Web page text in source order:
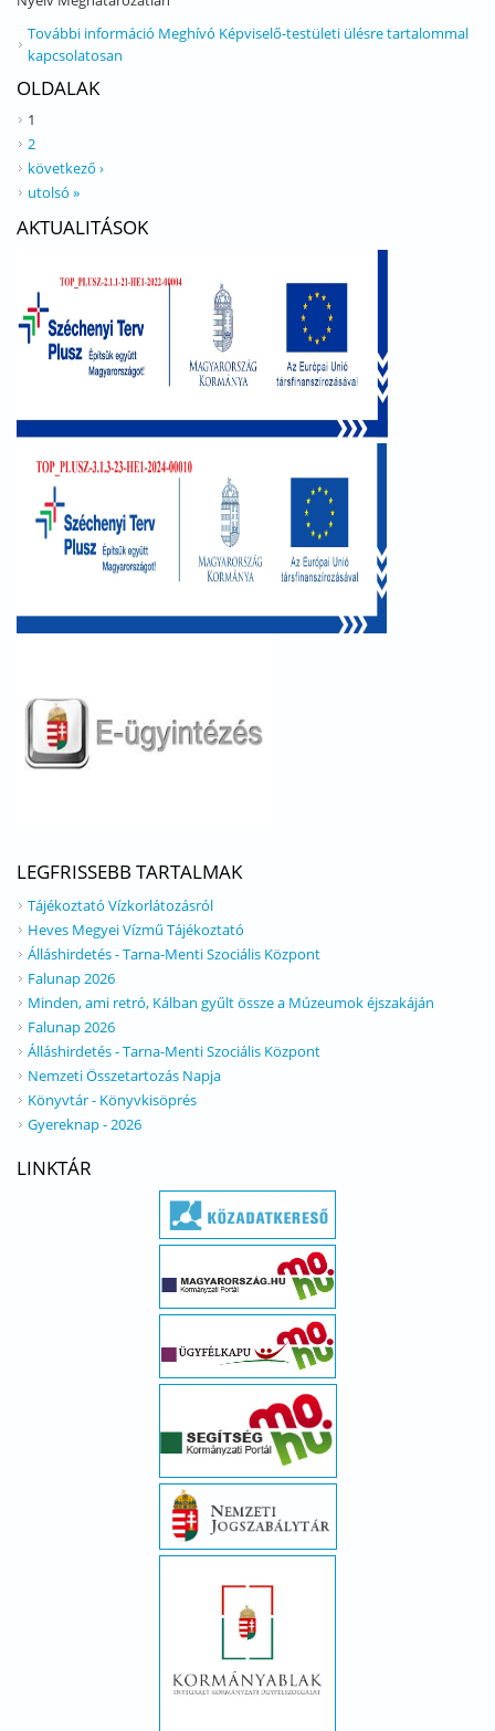
További információ Meghívó Képviselő-testületi ülésre tartalommal
kapcsolatosan
OLDALAK
1
2
következő ›
utolsó »
AKTUALITÁSOK
LEGFRISSEBB TARTALMAK
Tájékoztató Vízkorlátozásról
Heves Megyei Vízmű Tájékoztató
Álláshirdetés - Tarna-Menti Szociális Központ
Falunap 2026
Minden, ami retró, Kálban gyűlt össze a Múzeumok éjszakáján
Falunap 2026
Álláshirdetés - Tarna-Menti Szociális Központ
Nemzeti Összetartozás Napja
Könyvtár - Könyvkisöprés
Gyereknap - 2026
LINKTÁR